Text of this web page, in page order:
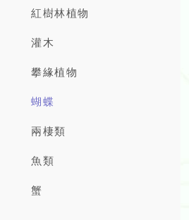
紅樹林植物
灌木
攀緣植物
蝴蝶
兩棲類
魚類
蟹